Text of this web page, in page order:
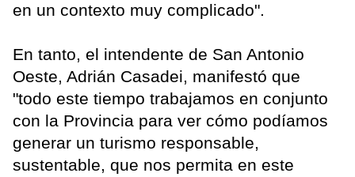
en un contexto muy complicado".
En tanto, el intendente de San Antonio
Oeste, Adrián Casadei, manifestó que
"todo este tiempo trabajamos en conjunto
con la Provincia para ver cómo podíamos
generar un turismo responsable,
sustentable, que nos permita en este